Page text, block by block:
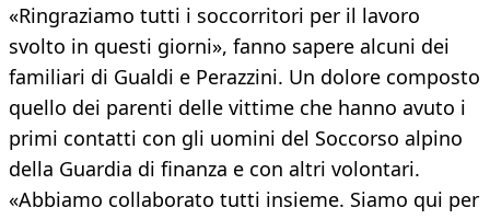
«Ringraziamo tutti i soccorritori per il lavoro
svolto in questi giorni», fanno sapere alcuni dei
familiari di Gualdi e Perazzini. Un dolore composto
quello dei parenti delle vittime che hanno avuto i
primi contatti con gli uomini del Soccorso alpino
della Guardia di finanza e con altri volontari.
«Abbiamo collaborato tutti insieme. Siamo qui per